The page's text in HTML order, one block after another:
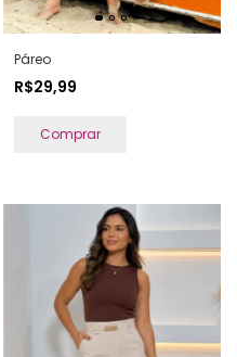
Páreo
R$29,99
Comprar